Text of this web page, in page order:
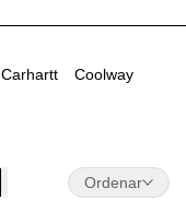
Carhartt Coolway
Ordenar